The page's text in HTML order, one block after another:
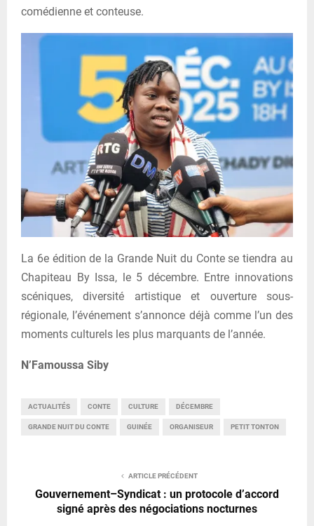
comédienne et conteuse.
La 6e édition de la Grande Nuit du Conte se tiendra au
Chapiteau By Issa, le 5 décembre. Entre innovations
scéniques, diversité artistique et ouverture sous-
régionale, l’événement s’annonce déjà comme l’un des
moments culturels les plus marquants de l’année.
N’Famoussa Siby
ACTUALITÉS CONTE CULTURE DÉCEMBRE
GRANDE NUIT DU CONTE GUINÉE ORGANISEUR PETIT TONTON
ARTICLE PRÉCÉDENT
Gouvernement–Syndicat : un protocole d’accord
signé après des négociations nocturnes